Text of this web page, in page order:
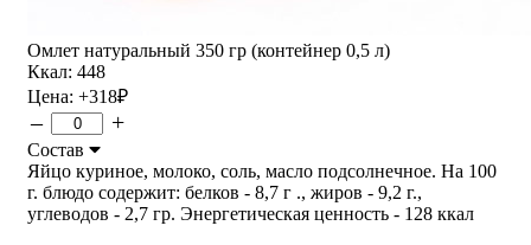
Омлет натуральный 350 гр (контейнер 0,5 л)
Ккал: 448
Цена: +318₽
– +
Состав
Яйцо куриное, молоко, соль, масло подсолнечное. На 100
г. блюдо содержит: белков - 8,7 г ., жиров - 9,2 г.,
углеводов - 2,7 гр. Энергетическая ценность - 128 ккал